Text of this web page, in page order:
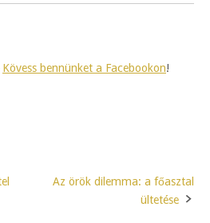
Kövess bennünket a Facebookon!
Az örök dilemma: a főasztal
ültetése